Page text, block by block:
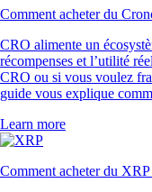
Comment acheter du
CRO alimente un
récompenses et l’utilité
CRO ou si vous voulez
guide vous explique
Learn more
Comment acheter du